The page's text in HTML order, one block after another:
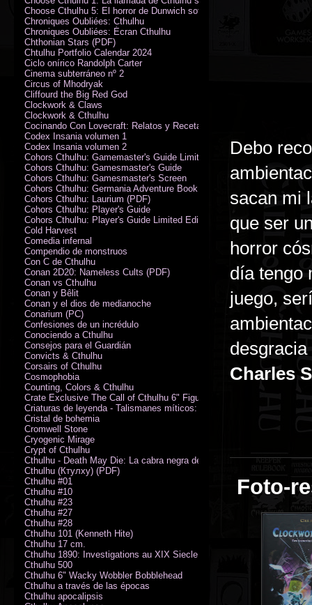
Debo
sacan mi
que ser
horror
día tengo
juego,
Charles
Foto-
Choose Cthulhu 5: El horror de Dunwich softcover
Chroniques Oubliées: Cthulhu
Chroniques Oubliées: Écran Cthulhu
Chthonian Stars (PDF)
Chtulhu Portfolio Calendar 2024
Ciclo onírico Randolph Carter
Cinema subterráneo nº 2
Circus of Mhodryak
Cliffourd the Big Red God
Clockwork & Claws
Clockwork & Cthulhu
Cocinando Con Lovecraft: Relatos y Recetas de Humor Sobrenatural
Codex Insania volumen 1
Codex Insania volumen 2
Cohors Cthulhu: Gamemaster's Guide Limited Edition
Cohors Cthulhu: Gamesmaster's Guide
Cohors Cthulhu: Gamesmaster's Screen
Cohors Cthulhu: Germania Adventure Book
Cohors Cthulhu: Laurium (PDF)
Cohors Cthulhu: Player's Guide
Cohors Cthulhu: Player's Guide Limited Edition
Cold Harvest
Comedia infernal
Compendio de monstruos
Con C de Cthulhu
Conan 2D20: Nameless Cults (PDF)
Conan vs Cthulhu
Conan y Bêlit
Conan y el dios de medianoche
Conarium (PC)
Confesiones de un incrédulo
Conociendo a Cthulhu
Consejos para el Guardián
Convicts & Cthulhu
Corsairs of Cthulhu
Cosmophobia
Counting, Colors & Cthulhu
Crate Exclusive The Call of Cthulhu 6" Figure von Austin James
Criaturas de leyenda - Talismanes míticos: Símbolo arcano
Cristal de bohemia
Cromwell Stone
Cryogenic Mirage
Crypt of Cthulhu
Cthulhu - Death May Die: La cabra negra de los bosques
Cthulhu (Ктулху) (PDF)
Cthulhu #01
Cthulhu #10
Cthulhu #23
Cthulhu #27
Cthulhu #28
Cthulhu 101 (Kenneth Hite)
Cthulhu 17 cm.
Cthulhu 1890: Investigations au XIX Siecle
Cthulhu 500
Cthulhu 6" Wacky Wobbler Bobblehead
Cthulhu a través de las épocas
Cthulhu apocalipsis